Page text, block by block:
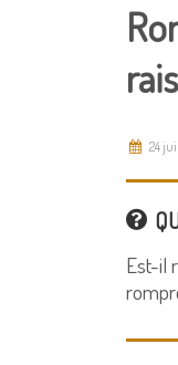
24
Est-il